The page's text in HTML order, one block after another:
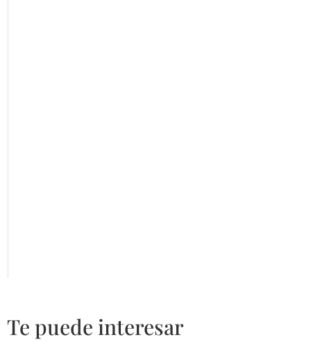
Te puede interesar